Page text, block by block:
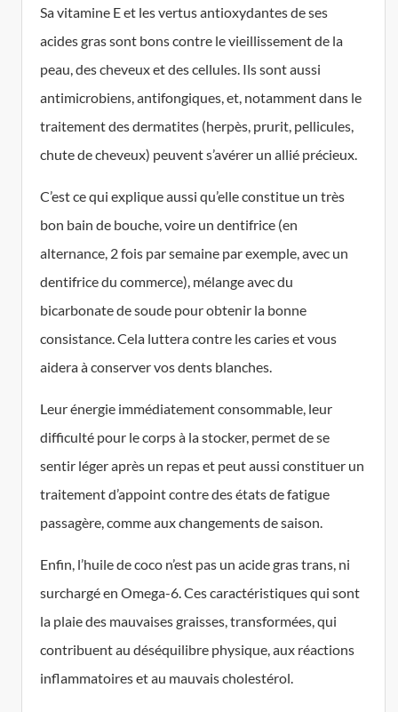
Sa vitamine E et les vertus antioxydantes de ses
acides gras sont bons contre le vieillissement de la
peau, des cheveux et des cellules. Ils sont aussi
antimicrobiens, antifongiques, et, notamment dans le
traitement des dermatites (herpès, prurit, pellicules,
chute de cheveux) peuvent s’avérer un allié précieux.
C’est ce qui explique aussi qu’elle constitue un très
bon bain de bouche, voire un dentifrice (en
alternance, 2 fois par semaine par exemple, avec un
dentifrice du commerce), mélange avec du
bicarbonate de soude pour obtenir la bonne
consistance. Cela luttera contre les caries et vous
aidera à conserver vos dents blanches.
Leur énergie immédiatement consommable, leur
difficulté pour le corps à la stocker, permet de se
sentir léger après un repas et peut aussi constituer un
traitement d’appoint contre des états de fatigue
passagère, comme aux changements de saison.
Enfin, l’huile de coco n’est pas un acide gras trans, ni
surchargé en Omega-6. Ces caractéristiques qui sont
la plaie des mauvaises graisses, transformées, qui
contribuent au déséquilibre physique, aux réactions
inflammatoires et au mauvais cholestérol.